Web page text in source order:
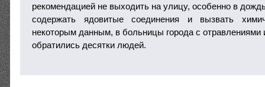
рекомендацией не выходить на улицу, особенно в
содержать ядовитые соединения и вызвать
некоторым данным, в больницы города с
обратились десятки людей.